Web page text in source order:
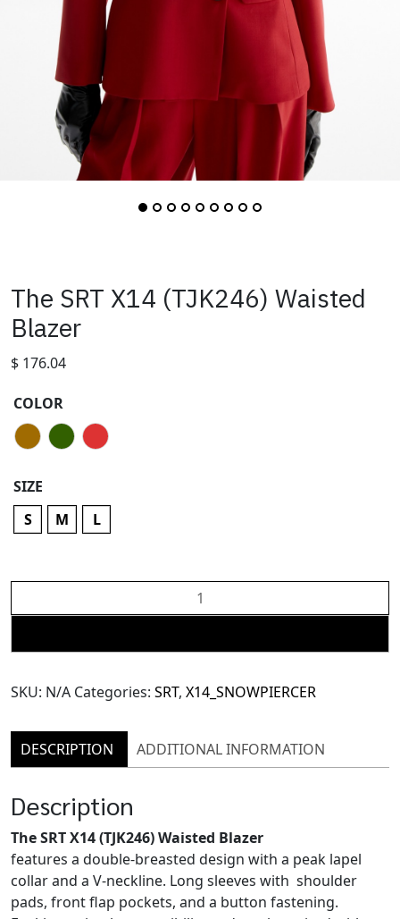
The SRT X14 (TJK246) Waisted
Blazer
$ 176.04
COLOR
SIZE
S
M L
SRT
(TJK246)
Blazer
SKU: N/A Categories: SRT, X14_SNOWPIERCER
DESCRIPTION ADDITIONAL INFORMATION
Description
The SRT X14 (TJK246) Waisted Blazer
features a double-breasted design with a peak lapel
collar and a V-neckline. Long sleeves with shoulder
pads, front flap pockets, and a button fastening.